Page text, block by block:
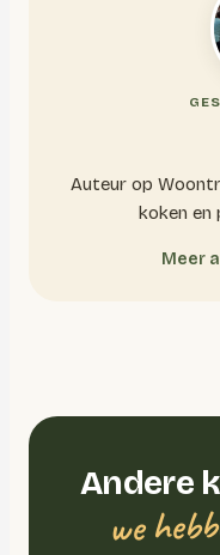
Auteur op
koken en
Meer
Andere
we